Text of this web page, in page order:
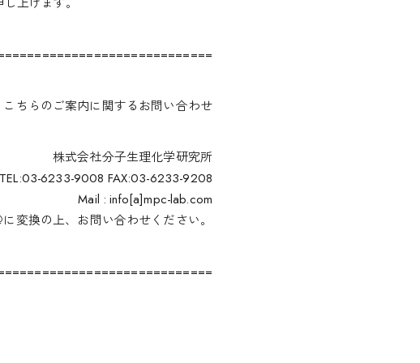
こちらのご案内に関するお問い合わせ
株式会社分子生理化学研究所
TEL:03-6233-9008 FAX:03-6233-9208
Mail : info[a]mpc-lab.com
変換の上、お問い合わせください。